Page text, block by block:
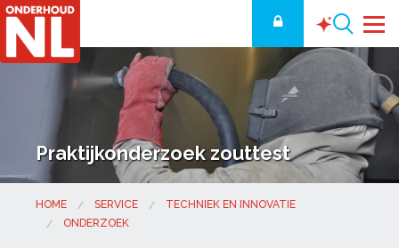
Praktijkonderzoek zouttest
HOME SERVICE
TECHNIEK EN INNOVATIE
ONDERZOEK